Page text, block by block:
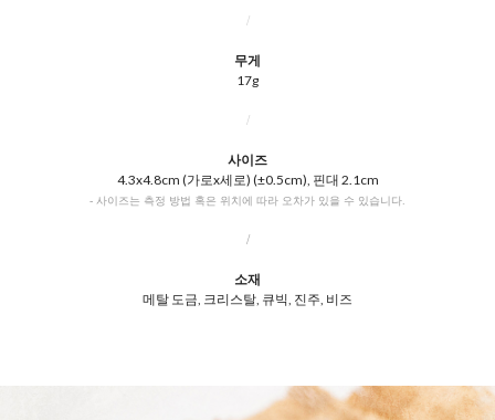
/
무게
17g
/
사이즈
4.3x4.8cm (가로x세로) (±0.5cm), 핀대 2.1cm
- 사이즈는 측정 방법 혹은 위치에 따라 오차가 있을 수 있습니다.
/
소재
메탈 도금, 크리스탈, 큐빅, 진주, 비즈